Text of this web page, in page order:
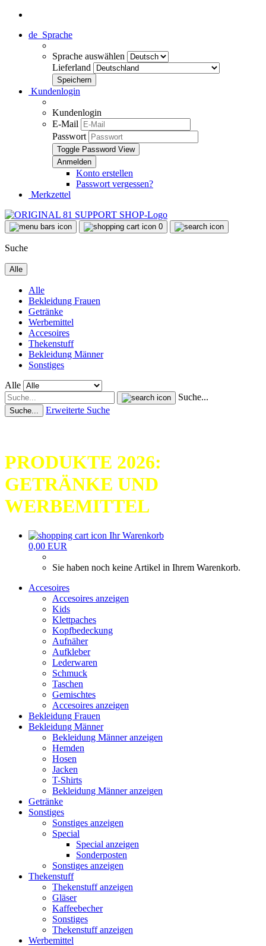
de Sprache
Sprache auswählen
Lieferland
Kundenlogin
Kundenlogin
E-Mail
Passwort
Toggle Password View
Konto erstellen
Passwort vergessen?
Merkzettel
0
Suche
Alle
Alle
Bekleidung Frauen
Getränke
Werbemittel
Accesoires
Thekenstuff
Bekleidung Männer
Sonstiges
Alle
Suche...
Suche... Erweiterte Suche
PRODUKTE 2026:
GETRÄNKE UND
WERBEMITTEL
Ihr Warenkorb
0,00 EUR
Sie haben noch keine Artikel in Ihrem Warenkorb.
Accesoires
Accesoires anzeigen
Kids
Klettpaches
Kopfbedeckung
Aufnäher
Aufkleber
Lederwaren
Schmuck
Taschen
Gemischtes
Accesoires anzeigen
Bekleidung Frauen
Bekleidung Männer
Bekleidung Männer anzeigen
Hemden
Hosen
Jacken
T-Shirts
Bekleidung Männer anzeigen
Getränke
Sonstiges
Sonstiges anzeigen
Special
Special anzeigen
Sonderposten
Sonstiges anzeigen
Thekenstuff
Thekenstuff anzeigen
Gläser
Kaffeebecher
Sonstiges
Thekenstuff anzeigen
Werbemittel